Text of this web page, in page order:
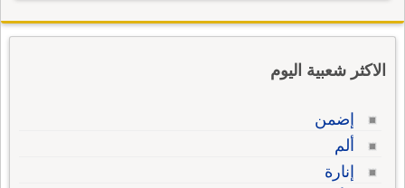
الاكثر شعبية اليوم
إضمن
ألم
إنارة